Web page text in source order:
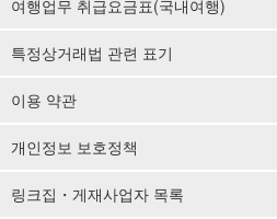
여행업무 취급요금표(국내여행)
특정상거래법 관련 표기
이용 약관
개인정보 보호정책
링크집・게재사업자 목록